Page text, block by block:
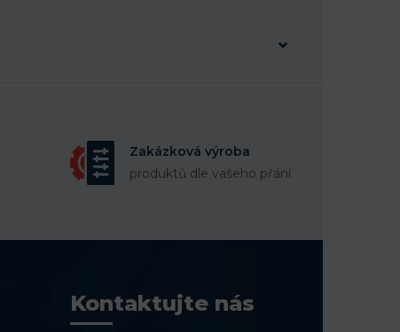
Zakázková výroba
produktů dle vašeho přání
Kontaktujte nás